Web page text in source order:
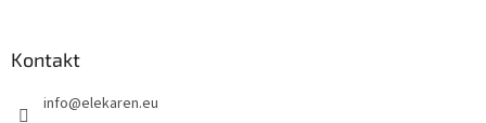
Kontakt
info@elekaren.eu